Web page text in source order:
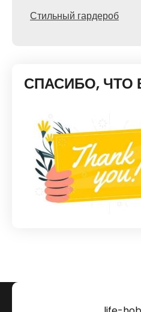
Стильный гардероб
СПАСИБО, ЧТО